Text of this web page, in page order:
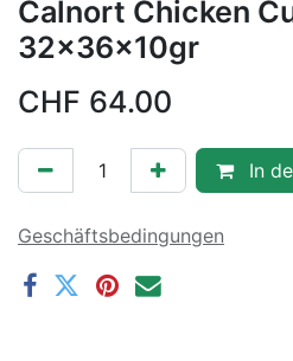
Calnort Chicken
32x36x10gr
CHF 64.00
In
Geschäftsbedingungen